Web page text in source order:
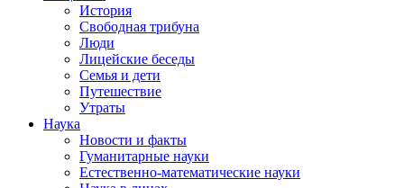
История
Свободная трибуна
Люди
Лицейские беседы
Семья и дети
Путешествие
Утраты
Наука
Новости и факты
Гуманитарные науки
Естественно-математические науки